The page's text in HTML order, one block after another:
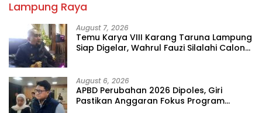
Lampung Raya
August 7, 2026
Temu Karya VIII Karang Taruna Lampung
Siap Digelar, Wahrul Fauzi Silalahi Calon
August 6, 2026
APBD Perubahan 2026 Dipoles, Giri
Pastikan Anggaran Fokus Program